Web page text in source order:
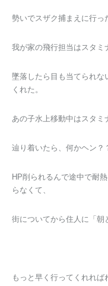
勢いでスザク捕まえに行っ
我が家の飛行担当はスタミ
墜落したら目も当てられな
くれた。
あの子水上移動中はスタミ
辿り着いたら、何かヘン？
HP削られるんで途中で耐
らなくて、
街についてから住人に「朝
もっと早く行ってくれれば